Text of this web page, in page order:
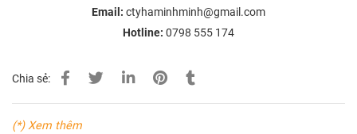
Email: ctyhaminhminh@gmail.com
Hotline: 0798 555 174
Chia sẻ:
(*) Xem thêm